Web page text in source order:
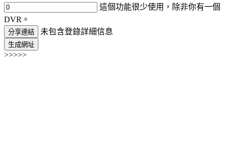
這個功能很少使用，除非你有一個
DVR。
分享連結 未包含登錄詳細信息
生成網址
>>>>>